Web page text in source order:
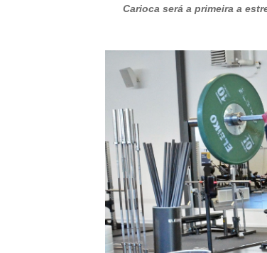
Carioca será a primeira a